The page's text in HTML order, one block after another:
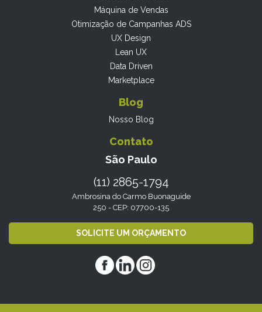
Máquina de Vendas
Otimização de Campanhas ADS
UX Design
Lean UX
Data Driven
Marketplace
Blog
Nosso Blog
Contato
São Paulo
(11) 2865-1794
Ambrosina do Carmo Buonaguide
250 - CEP: 07700-135
SOLICITE UM ORÇAMENTO